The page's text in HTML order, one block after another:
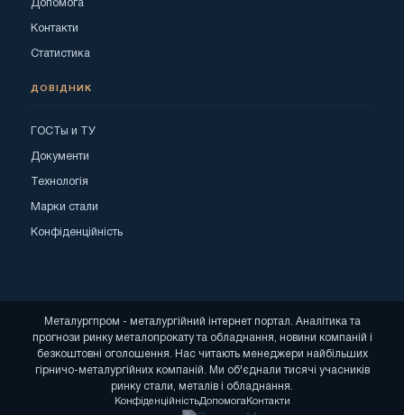
Допомога
Контакти
Статистика
ДОВІДНИК
ГОСТы и ТУ
Документи
Технологія
Марки стали
Конфіденційність
Металургпром - металургійний інтернет портал. Аналітика та
прогнози ринку металопрокату та обладнання, новини компаній і
безкоштовні оголошення. Нас читають менеджери найбільших
гірничо-металургійних компаній. Ми об'єднали тисячі учасників
ринку стали, металів і обладнання.
КонфіденційністьДопомога Контакти